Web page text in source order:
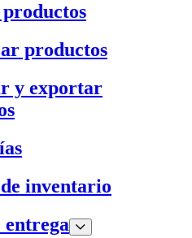
productos
y exportar
inventario
entrega